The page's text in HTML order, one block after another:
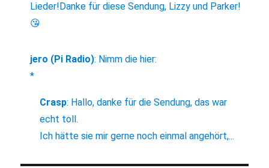
Lieder!Danke für diese Sendung, Lizzy und Parker!
😘
jero (Pi Radio): Nimm die hier:
*
Crasp: Hallo, danke für die Sendung, das war
echt toll.
Ich hätte sie mir gerne noch einmal angehört,...